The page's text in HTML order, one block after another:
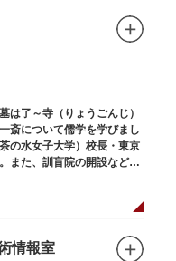
は了～寺（りょうごんじ）
斎について儒学を学びまし
の水女子大学）校長・東京
また、訓盲院の開設など女
（1891）病没しました。
情報室